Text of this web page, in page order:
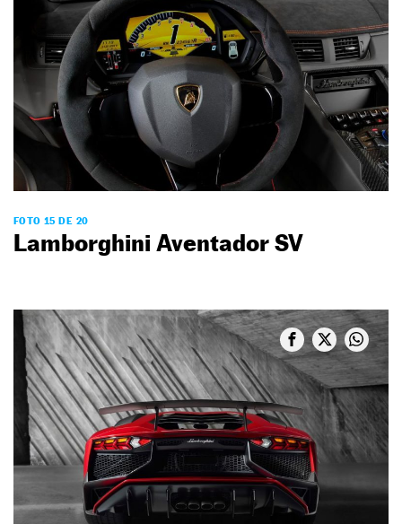
FOTO 15 DE 20
Lamborghini Aventador SV